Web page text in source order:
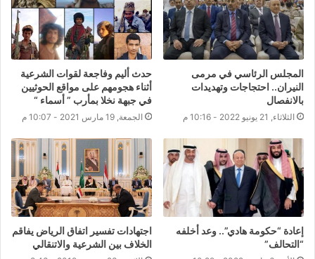
المجلس الرئاسي في مرمى
النيران.. احتجاجات وتهديدات
بالانفصال
الثلاثاء, 21 يونيو 2022 - 10:16 م
حدث أليم وفاجعة لقوات الشرعية
أثناء هجومهم على مواقع الحوثيين
في جبهة نخلا بمأرب ” أسماء “
الجمعة, 19 مارس 2021 - 10:07 م
إعادة “حكومة هادي”.. وعد أخلفه
“التحالف”
اجتهادات تفسير اتفاق الرياض يفاقم
الخلاف بين الشرعية والاتنقالي